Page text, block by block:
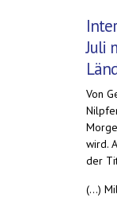
Juli
Von
wird.
der
(...)